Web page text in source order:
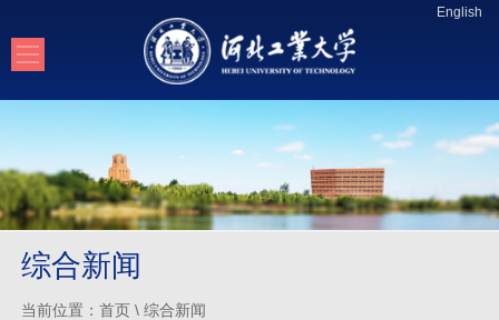
English
综合新闻
当前位置： 首页\ 综合新闻